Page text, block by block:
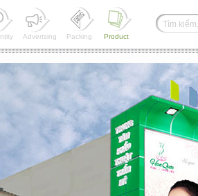
Advertsing Packing Product